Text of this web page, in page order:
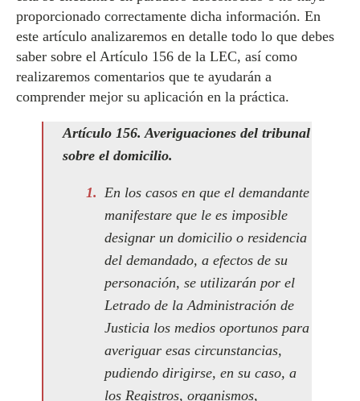
proporcionado correctamente dicha información. En
este artículo analizaremos en detalle todo lo que debes
saber sobre el Artículo 156 de la LEC, así como
realizaremos comentarios que te ayudarán a
comprender mejor su aplicación en la práctica.
Artículo 156. Averiguaciones del tribunal
sobre el domicilio.
En los casos en que el demandante
manifestare que le es imposible
designar un domicilio o residencia
del demandado, a efectos de su
personación, se utilizarán por el
Letrado de la Administración de
Justicia los medios oportunos para
averiguar esas circunstancias,
pudiendo dirigirse, en su caso, a
los Registros, organismos,